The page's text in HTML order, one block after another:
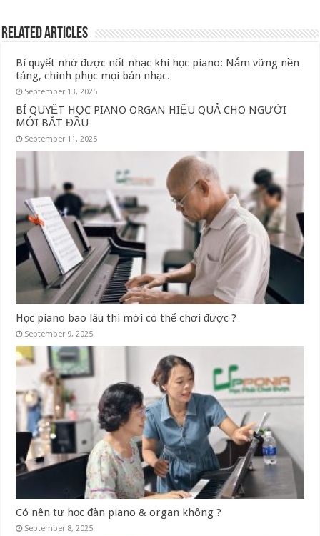
Related Articles
Bí quyết nhớ được nốt nhạc khi học piano: Nắm vững nền
tảng, chinh phục mọi bản nhạc.
September 13, 2025
BÍ QUYẾT HỌC PIANO ORGAN HIỆU QUẢ CHO NGƯỜI
MỚI BẮT ĐẦU
September 11, 2025
Học piano bao lâu thì mới có thể chơi được ?
September 9, 2025
Có nên tự học đàn piano & organ không ?
September 8, 2025